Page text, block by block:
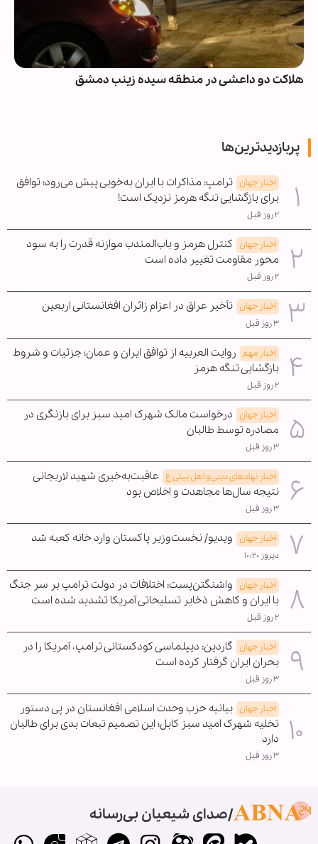
هلاکت دو داعشی در منطقه سیده زینب دمشق
پربازدیدترین‌ها
اخبار جهان ترامپ: مذاکرات با ایران به‌خوبی پیش می‌رود؛ توافق
برای بازگشایی تنگه هرمز نزدیک است!
۲ روز قبل
اخبار جهان کنترل هرمز و باب‌المندب موازنه قدرت را به سود
محور مقاومت تغییر داده است
۲ روز قبل
اخبار جهان تأخیر عراق در اعزام زائران افغانستانی اربعین
۳ روز قبل
اخبار مهم روایت العربیه از توافق ایران و عمان؛ جزئیات و شروط
بازگشایی تنگه هرمز
۲ روز قبل
اخبار جهان درخواست مالک شهرک امید سبز برای بازنگری در
مصادره توسط طالبان
۳ روز قبل
اخبار نهادهای دینی و اهل بیتی ع عاقبت‌به‌خیری شهید لاریجانی
نتیجه سال‌ها مجاهدت و اخلاص بود
۳ روز قبل
اخبار جهان ویدیو/ نخست‌وزیر پاکستان وارد خانه کعبه شد
دیروز ۱۰:۲۰
اخبار جهان واشنگتن‌پست: اختلافات در دولت ترامپ بر سر جنگ
با ایران و کاهش ذخایر تسلیحاتی آمریکا تشدید شده است
۲ روز قبل
اخبار جهان گاردین: دیپلماسی کودکستانی ترامپ، آمریکا را در
بحران ایران گرفتار کرده است
۳ روز قبل
اخبار جهان بیانیه حزب وحدت اسلامی افغانستان در پی دستور
تخلیه شهرک امید سبز کابل؛ این تصمیم تبعات بدی برای طالبان
دارد
۳ روز قبل
صدای شیعیان بی‌رسانه